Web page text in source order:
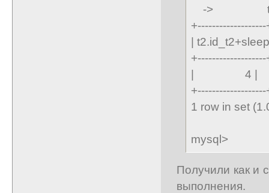
->
+-------------------
|
+-------------------
| 4 |
+-------------------
1 row in set
mysql>
Получили как и
выполнения.